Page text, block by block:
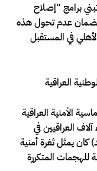
برامج “إصلاح
لضمان عدم تحول هذه
في المستقبل
العراقية
الأمنية العراقية
العراقيين في
يمثل ثغرة أمنية
المتكررة